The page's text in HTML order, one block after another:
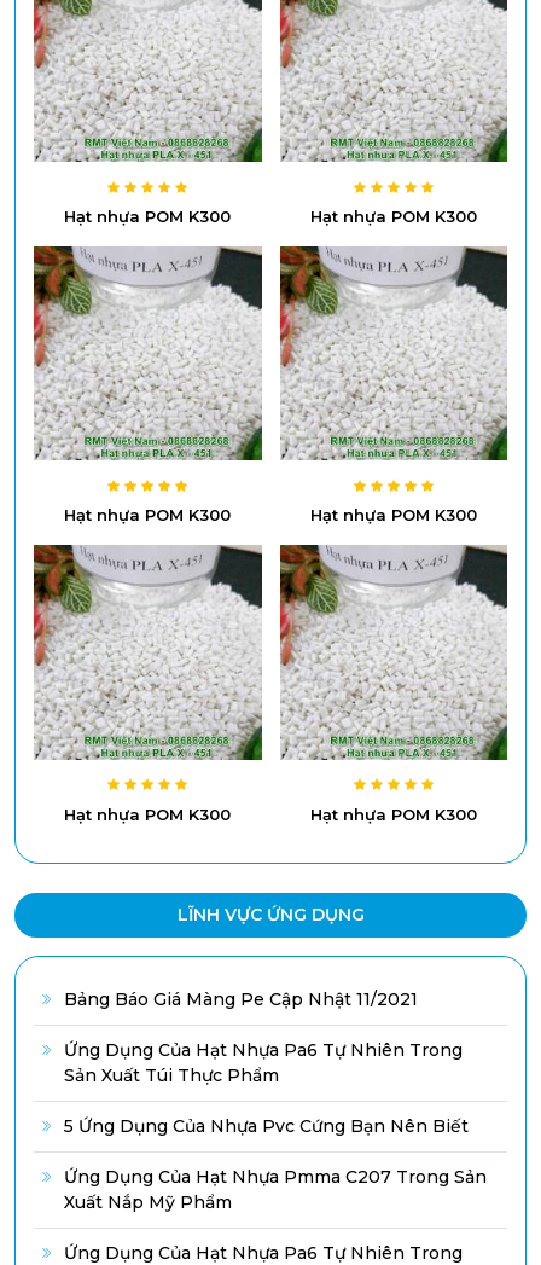
Hạt nhựa POM K300 Hạt nhựa POM K300
Hạt nhựa POM K300 Hạt nhựa POM K300
Hạt nhựa POM K300 Hạt nhựa POM K300
LĨNH VỰC ỨNG DỤNG
Bảng Báo Giá Màng Pe Cập Nhật 11/2021
Ứng Dụng Của Hạt Nhựa Pa6 Tự Nhiên Trong
Sản Xuất Túi Thực Phẩm
5 Ứng Dụng Của Nhựa Pvc Cứng Bạn Nên Biết
Ứng Dụng Của Hạt Nhựa Pmma C207 Trong Sản
Xuất Nắp Mỹ Phẩm
Ứng Dụng Của Hạt Nhựa Pa6 Tự Nhiên Trong